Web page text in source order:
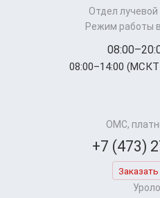
Отдел лучевой
Режим работы
08:00–14:00
ОМС,
+7 (473)